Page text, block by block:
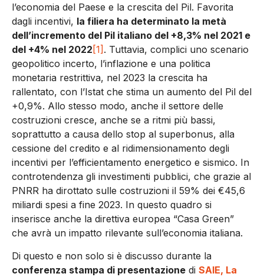
l’economia del Paese e la crescita del Pil. Favorita
dagli incentivi, la filiera ha determinato la metà
dell’incremento del Pil italiano del +8,3% nel 2021 e
del +4% nel 2022 [1] . Tuttavia, complici uno scenario
geopolitico incerto, l’inflazione e una politica
monetaria restrittiva, nel 2023 la crescita ha
rallentato, con l’Istat che stima un aumento del Pil del
+0,9%. Allo stesso modo, anche il settore delle
costruzioni cresce, anche se a ritmi più bassi,
soprattutto a causa dello stop al superbonus, alla
cessione del credito e al ridimensionamento degli
incentivi per l’efficientamento energetico e sismico. In
controtendenza gli investimenti pubblici, che grazie al
PNRR ha dirottato sulle costruzioni il 59% dei €45,6
miliardi spesi a fine 2023. In questo quadro si
inserisce anche la direttiva europea “Casa Green”
che avrà un impatto rilevante sull’economia italiana.
Di questo e non solo si è discusso durante la
conferenza stampa di presentazione di SAIE, La